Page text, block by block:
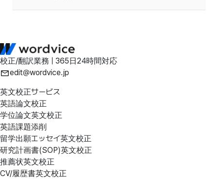
校正/翻訳業務 | 365日24時間対応
edit@wordvice.jp
英文校正サービス
英語論文校正
学位論文英文校正
英語課題添削
留学出願エッセイ英文校正
研究計画書(SOP)英文校正
推薦状英文校正
CV/履歴書英文校正